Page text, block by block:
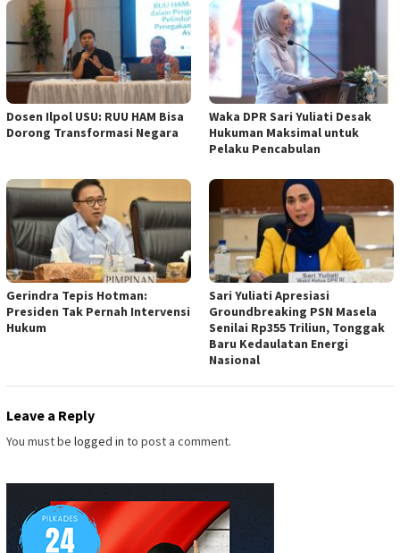
Dosen Ilpol USU: RUU HAM Bisa
Dorong Transformasi Negara
Waka DPR Sari Yuliati Desak
Hukuman Maksimal untuk
Pelaku Pencabulan
Gerindra Tepis Hotman:
Presiden Tak Pernah Intervensi
Hukum
Sari Yuliati Apresiasi
Groundbreaking PSN Masela
Senilai Rp355 Triliun, Tonggak
Baru Kedaulatan Energi
Nasional
Leave a Reply
You must be logged in to post a comment.